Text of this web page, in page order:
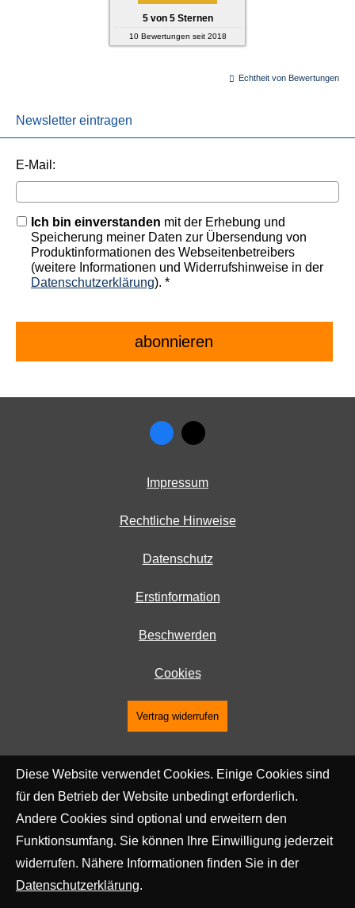
5von 5Sternen
10Bewertungen seit 2018
Echtheit von Bewertungen
Newsletter eintragen
E-Mail:
Ich bin einverstanden mit der Erhebung und
Speicherung meiner Daten zur Übersendung von
Produktinformationen des Webseitenbetreibers
(weitere Informationen und Widerrufshinweise in der
Datenschutzerklärung). *
Impressum
Rechtliche Hinweise
Datenschutz
Erstinformation
Beschwerden
Cookies
Vertrag widerrufen
Diese Website verwendet Cookies. Einige Cookies sind
für den Betrieb der Website unbedingt erforderlich.
Andere Cookies sind optional und erweitern den
Funktionsumfang. Sie können Ihre Einwilligung jederzeit
widerrufen. Nähere Informationen finden Sie in der
Datenschutzerklärung.